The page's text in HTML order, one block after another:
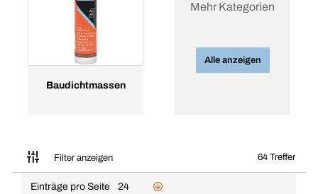
Baudichtmassen
Mehr Kategorien
Alle anzeigen
Filter anzeigen 64 Treffer
Einträge pro Seite
24